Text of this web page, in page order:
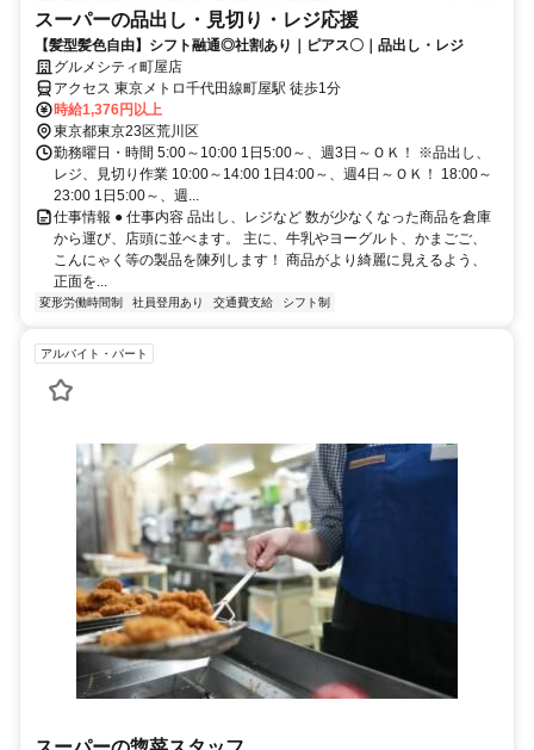
スーパーの品出し・見切り・レジ応援
【髪型髪色自由】シフト融通◎社割あり｜ピアス〇｜品出し・レジ
グルメシティ町屋店
アクセス 東京メトロ千代田線町屋駅 徒歩1分
時給1,376円以上
東京都東京23区荒川区
勤務曜日・時間 5:00～10:00 1日5:00～、週3日～ＯＫ！ ※品出し、
レジ、見切り作業 10:00～14:00 1日4:00～、週4日～ＯＫ！ 18:00～
23:00 1日5:00～、週...
仕事情報 ● 仕事内容 品出し、レジなど 数が少なくなった商品を倉庫
から運び、店頭に並べます。 主に、牛乳やヨーグルト、かまごご、
こんにゃく等の製品を陳列します！ 商品がより綺麗に見えるよう、
正面を...
変形労働時間制 社員登用あり 交通費支給 シフト制
アルバイト・パート